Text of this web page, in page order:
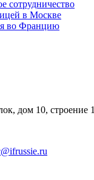
сотрудничество
в Москве
во Францию
дом 10, строение 1